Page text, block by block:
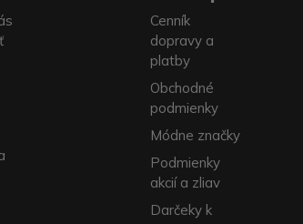
Cenník
dopravy a
platby
Obchodné
podmienky
Módne značky
Podmienky
akcií a zliav
Darčeky k